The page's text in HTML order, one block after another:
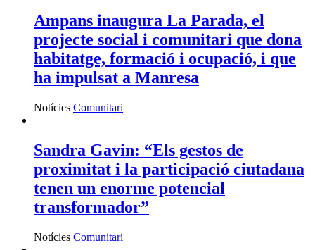
Ampans inaugura La Parada, el
projecte social i comunitari que dona
habitatge, formació i ocupació, i que
ha impulsat a Manresa
Notícies Comunitari
Sandra Gavin: “Els gestos de
proximitat i la participació ciutadana
tenen un enorme potencial
transformador”
Notícies Comunitari